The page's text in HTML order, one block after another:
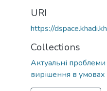
URI
https://
Collections
Актуальні
вирішення в умовах